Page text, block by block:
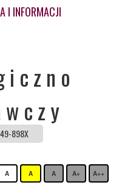
I INFORMACJI
898X
A A A A+ A++